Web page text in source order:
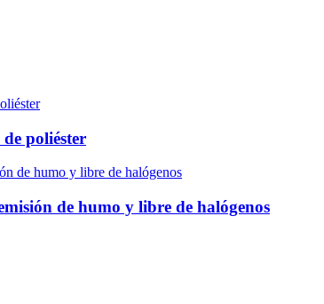
poliéster
de humo y libre de halógenos